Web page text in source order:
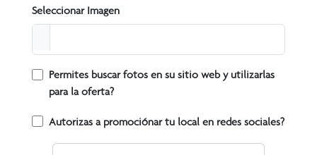
Seleccionar Imagen
Permites buscar fotos en su sitio web y utilizarlas
para la oferta?
Autorizas a promociónar tu local en redes sociales?